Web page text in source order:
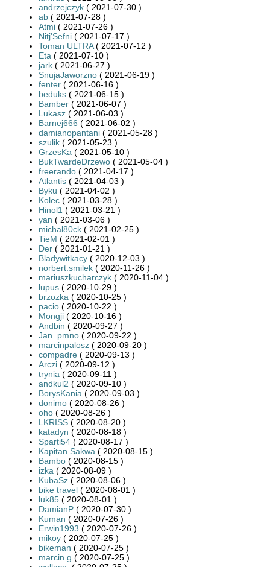
andrzejczyk ( 2021-07-30 )
ab ( 2021-07-28 )
Atmi ( 2021-07-26 )
Nitj'Sefni ( 2021-07-17 )
Toman ULTRA( 2021-07-12 )
Eta ( 2021-07-10 )
jark ( 2021-06-27 )
SnujaJaworzno ( 2021-06-19 )
fenter ( 2021-06-16 )
beduks ( 2021-06-15 )
Bamber ( 2021-06-07 )
Lukasz ( 2021-06-03 )
Barnej666 ( 2021-06-02 )
damianopantani ( 2021-05-28 )
szulik ( 2021-05-23 )
GrzesKa ( 2021-05-10 )
BukTwardeDrzewo ( 2021-05-04 )
freerando ( 2021-04-17 )
Atlantis ( 2021-04-03 )
Byku ( 2021-04-02 )
Kolec ( 2021-03-28 )
Hinol1 ( 2021-03-21 )
yan ( 2021-03-06 )
michal80ck ( 2021-02-25 )
TieM ( 2021-02-01 )
Der ( 2021-01-21 )
Bladywitkacy ( 2020-12-03 )
norbert.smilek ( 2020-11-26 )
mariuszkucharczyk ( 2020-11-04 )
lupus ( 2020-10-29 )
brzozka ( 2020-10-25 )
pacio ( 2020-10-22 )
Mongji ( 2020-10-16 )
Andbin ( 2020-09-27 )
Jan_pmno ( 2020-09-22 )
marcinpalosz ( 2020-09-20 )
compadre ( 2020-09-13 )
Arczi ( 2020-09-12 )
trynia ( 2020-09-11 )
andkul2 ( 2020-09-10 )
BorysKania ( 2020-09-03 )
donimo ( 2020-08-26 )
oho ( 2020-08-26 )
LKRISS ( 2020-08-20 )
katadyn ( 2020-08-18 )
Sparti54 ( 2020-08-17 )
Kapitan Sakwa ( 2020-08-15 )
Bambo ( 2020-08-15 )
izka ( 2020-08-09 )
KubaSz ( 2020-08-06 )
bike travel ( 2020-08-01 )
luk85 ( 2020-08-01 )
DamianP ( 2020-07-30 )
Kuman ( 2020-07-26 )
Erwin1993 ( 2020-07-26 )
mikoy ( 2020-07-25 )
bikeman ( 2020-07-25 )
marcin.g ( 2020-07-25 )